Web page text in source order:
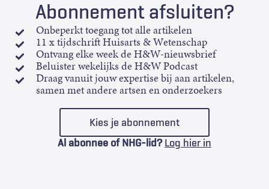
Abonnement afsluiten?
Onbeperkt toegang tot alle artikelen
11 x tijdschrift Huisarts & Wetenschap
Ontvang elke week de H&W-nieuwsbrief
Beluister wekelijks de H&W Podcast
Draag vanuit jouw expertise bij aan artikelen,
samen met andere artsen en onderzoekers
Kies je abonnement
Al abonnee of NHG-lid? Log hier in